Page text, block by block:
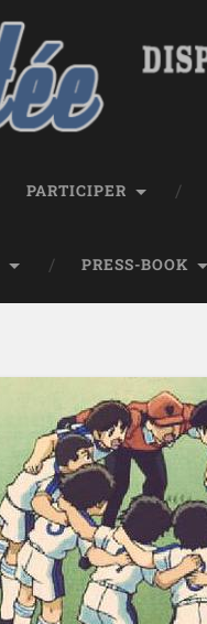
PARTICIPER
PRESS-BOOK